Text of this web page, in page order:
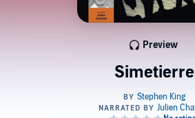
Simetierre
Preview